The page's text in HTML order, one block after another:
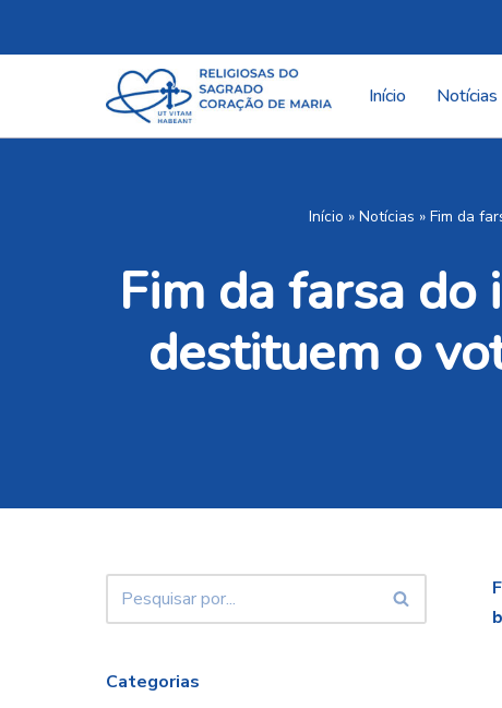
Pular
Início Notícias
Início » Notícias » Fim da
Fim da farsa do
destituem o
Categorias